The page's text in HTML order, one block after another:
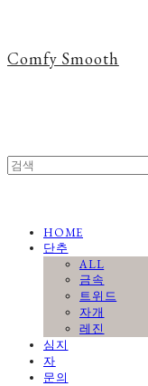
Comfy Smooth
HOME
단추
ALL
금속
트위드
자개
레진
심지
자
문의